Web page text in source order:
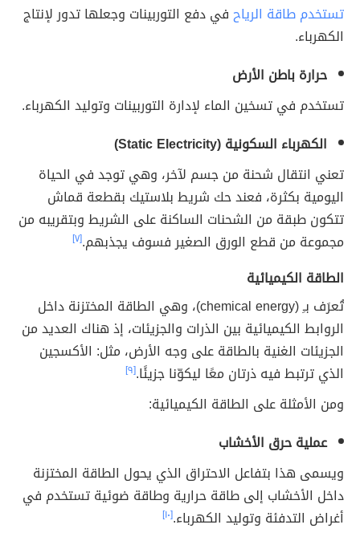
تستخدم طاقة الرياحفي دفع التوربينات وجعلها تدور لإنتاج
الكهرباء.
حرارة باطن الأرض
تستخدم في تسخين الماء لإدارة التوربينات وتوليد الكهرباء.
الكهرباء السكونية (Static Electricity)
تعني انتقال شحنة من جسم لآخر، وهي توجد في الحياة
اليومية بكثرة، فعند حك شريط بلاستيك بقطعة قماش
تتكون طبقة من الشحنات الساكنة على الشريط وبتقريبه من
مجموعة من قطع الورق الصغير فسوف يجذبهم.[٧]
الطاقة الكيميائية
تُعرَف بـِ (chemical energy)، وهي الطاقة المختزنة داخل
الروابط الكيميائية بين الذرات والجزيئات، إذ هناك العديد من
الجزيئات الغنية بالطاقة على وجه الأرض، مثل: الأكسجين
الذي ترتبط فيه ذرتان معًا ليكوّنا جزيئًا.[٩]
ومن الأمثلة على الطاقة الكيميائية:
عملية حرق الأخشاب
ويسمى هذا بتفاعل الاحتراق الذي يحول الطاقة المختزنة
داخل الأخشاب إلى طاقة حرارية وطاقة ضوئية تستخدم في
أغراض التدفئة وتوليد الكهرباء.[١٠]